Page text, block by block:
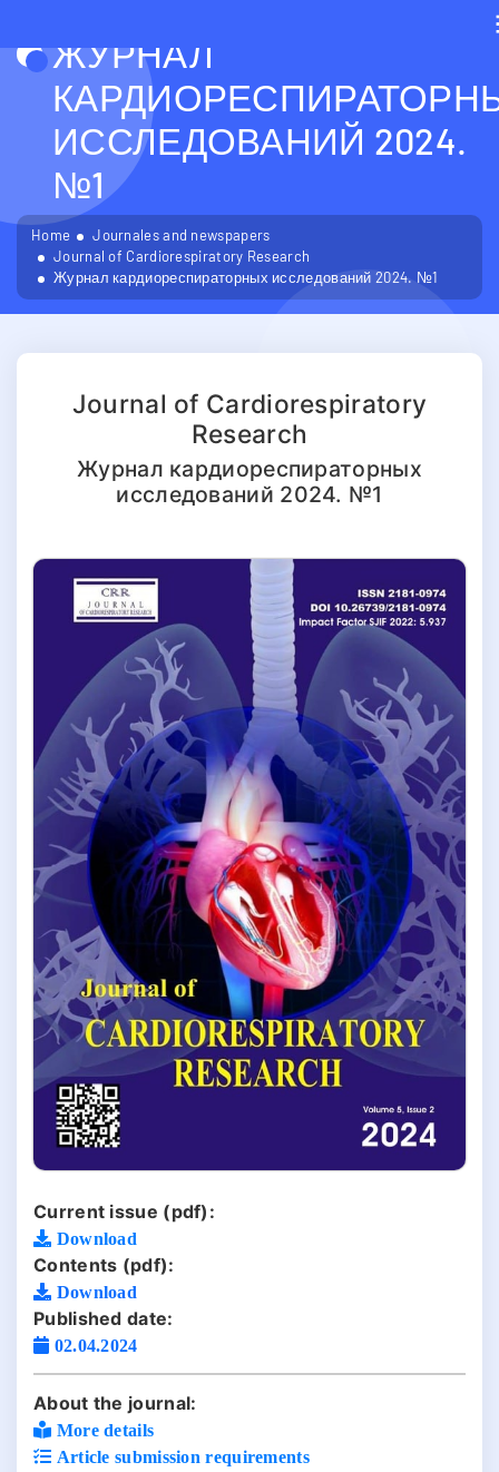
ЖУРНАЛ
ИССЛЕДОВАНИЙ 2024.
№1
Home
Journales and newspapers
Journal of Cardiorespiratory Research
Журнал кардиореспираторных исследований 2024. №1
Journal of Cardiorespiratory
Research
Журнал кардиореспираторных
исследований 2024. №1
Current issue (pdf):
Download
Contents (pdf):
Download
Published date:
02.04.2024
About the journal:
More details
Article submission requirements